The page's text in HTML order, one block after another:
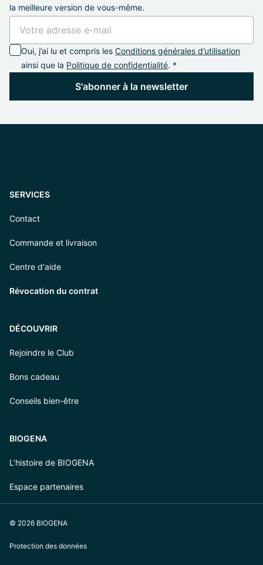
la meilleure version de vous-même.
Oui, j’ai lu et compris les Conditions générales d’utilisation
ainsi que la Politique de confidentialité. *
S'abonner à la newsletter
SERVICES
Contact
Commande et livraison
Centre d'aide
Révocation du contrat
DÉCOUVRIR
Rejoindre le Club
Bons cadeau
Conseils bien-être
BIOGENA
L’histoire de BIOGENA
Espace partenaires
© 2026 BIOGENA
Protection des données